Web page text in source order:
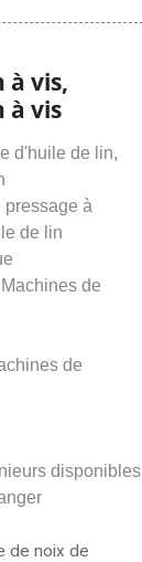
1,8KW
h Poids
d'application
graines de
de suif,
etc. nous avons
à vis,
à vis
d'huile de lin,
pressage à
de lin
de
de
disponibles
de noix de